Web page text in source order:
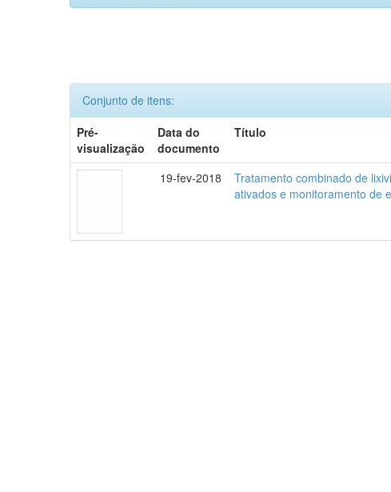
Conjunto de itens:
Pré-
visualização
Data do
documento
Título
19-fev-2018
Tratamento combinado de
ativados e monitoramento de